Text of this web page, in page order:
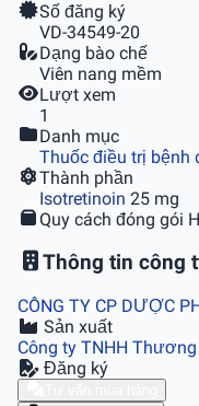
Số đăng ký
VD-34549-20
Dạng bào chế
Viên nang mềm
Lượt xem
1
Danh mục
Thuốc điều trị bệnh
Thành phần
Isotretinoin 25 mg
Quy cách đóng gói
Thông tin công
CÔNG TY CP DƯỢC
Sản xuất
Công ty TNHH
Đăng ký